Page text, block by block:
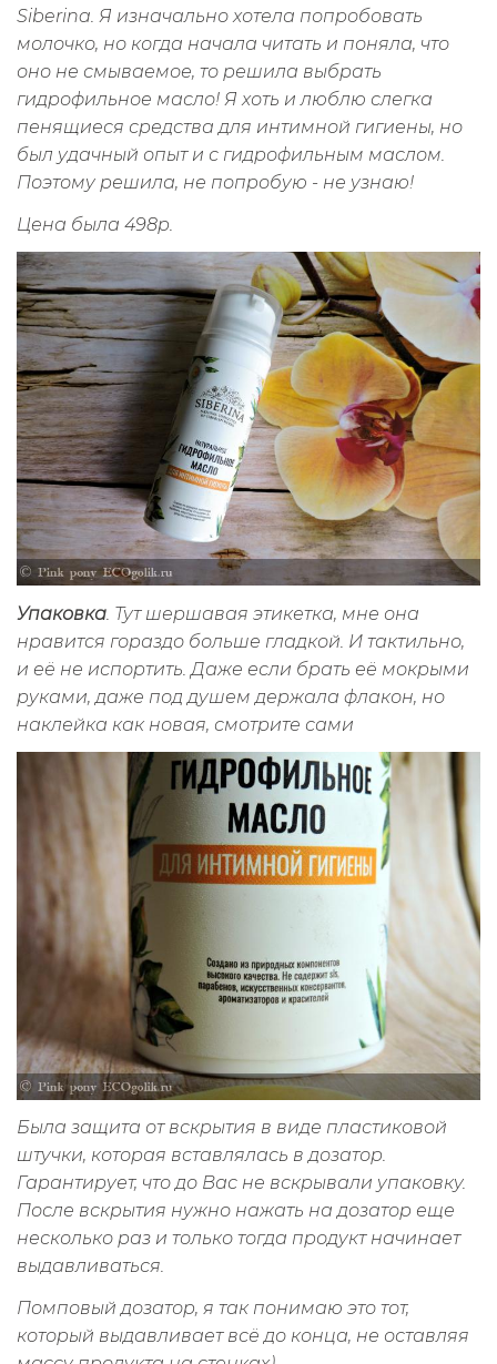
Siberina. Я изначально хотела попробовать
молочко, но когда начала читать и поняла, что
оно не смываемое, то решила выбрать
гидрофильное масло! Я хоть и люблю слегка
пенящиеся средства для интимной гигиены, но
был удачный опыт и с гидрофильным маслом.
Поэтому решила, не попробую - не узнаю!
Цена была 498р.
Упаковка. Тут шершавая этикетка, мне она
нравится гораздо больше гладкой. И тактильно,
и её не испортить. Даже если брать её мокрыми
руками, даже под душем держала флакон, но
наклейка как новая, смотрите сами
Была защита от вскрытия в виде пластиковой
штучки, которая вставлялась в дозатор.
Гарантирует, что до Вас не вскрывали упаковку.
После вскрытия нужно нажать на дозатор еще
несколько раз и только тогда продукт начинает
выдавливаться.
Помповый дозатор, я так понимаю это тот,
который выдавливает всё до конца, не оставляя